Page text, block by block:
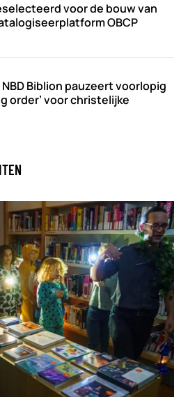
voor de bouw van
OBCP
Biblion pauzeert voorlopig
order’ voor christelijke